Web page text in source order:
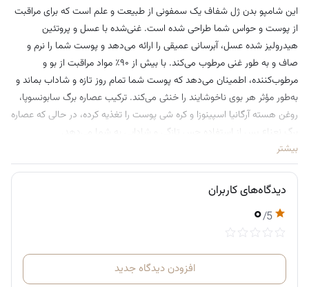
این شامپو بدن ژل شفاف یک سمفونی از طبیعت و علم است که برای مراقبت
از پوست و حواس شما طراحی شده است. غنی‌شده با عسل و پروتئین
هیدرولیز شده عسل، آبرسانی عمیقی را ارائه می‌دهد و پوست شما را نرم و
صاف و به طور غنی مرطوب می‌کند. با بیش از ۹۰٪ مواد مراقبت از بو و
مرطوب‌کننده، اطمینان می‌دهد که پوست شما تمام روز تازه و شاداب بماند و
به‌طور مؤثر هر بوی ناخوشایند را خنثی می‌کند. ترکیب عصاره برگ سابونسوپا،
روغن هسته آرگانیا اسپینوزا و کره شی پوست را تغذیه کرده، در حالی که عصاره
برگ نعناع پس از استفاده حس تازگی و شادابی به شما می‌دهد.
بیشتر
دیدگاه‌های کاربران
۰/5
افزودن دیدگاه جدید